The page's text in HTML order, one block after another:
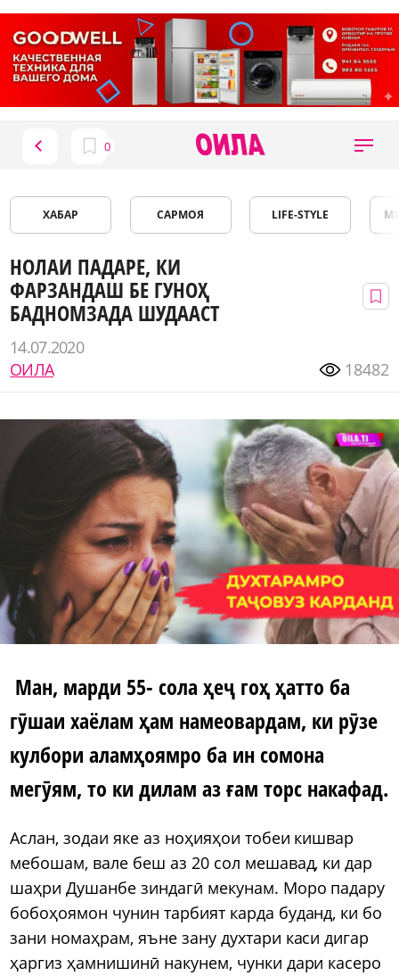
ХАБАР САРМОЯ LIFE-STYLE
НОЛАИ ПАДАРЕ, КИ
ФАРЗАНДАШ БЕ ГУНОҲ
БАДНОМЗАДА ШУДААСТ
14.07.2020
ОИЛА
18482
Ман, марди 55- сола ҳеҷ гоҳ ҳатто ба
гӯшаи хаёлам ҳам намеовардам, ки рӯзе
кулбори аламҳоямро ба ин сомона
мегӯям, то ки дилам аз ғам торс накафад.
Аслан, зодаи яке аз ноҳияҳои тобеи кишвар
мебошам, вале беш аз 20 сол мешавад, ки дар
шаҳри Душанбе зиндагӣ мекунам. Моро падару
бобоҳоямон чунин тарбият карда буданд, ки бо
зани номаҳрам, яъне зану духтари каси дигар
ҳаргиз ҳамнишинӣ накунем, чунки дари касеро